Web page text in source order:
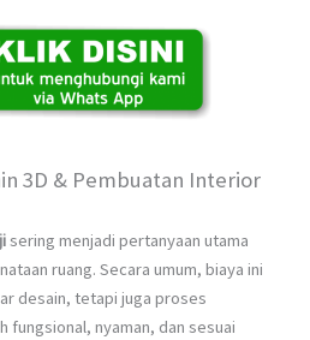
3D & Pembuatan Interior
sering menjadi pertanyaan utama
ruang. Secara umum, biaya ini
desain, tetapi juga proses
fungsional, nyaman, dan sesuai